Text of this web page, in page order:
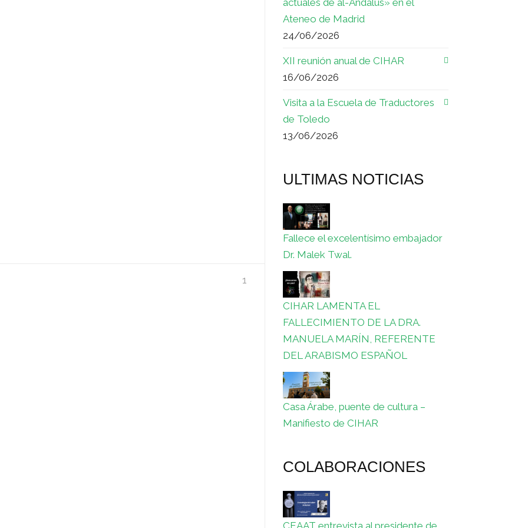
1
actuales de al-Ándalus» en el
Ateneo de Madrid
24/06/2026
XII reunión anual de CIHAR
16/06/2026
Visita a la Escuela de Traductores
de Toledo
13/06/2026
ULTIMAS NOTICIAS
Fallece el excelentísimo embajador
Dr. Malek Twal.
CIHAR LAMENTA EL
FALLECIMIENTO DE LA DRA.
MANUELA MARÍN, REFERENTE
DEL ARABISMO ESPAÑOL
Casa Árabe, puente de cultura –
Manifiesto de CIHAR
COLABORACIONES
CEAAT entrevista al presidente de